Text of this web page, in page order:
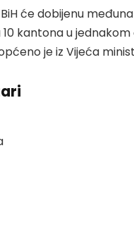
će dobijenu
10 kantona u
je iz Vijeća